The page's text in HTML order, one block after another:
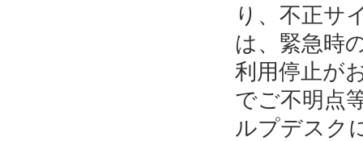
り、不正サ
は、緊急時
利用停止が
でご不明点
ルプデスク